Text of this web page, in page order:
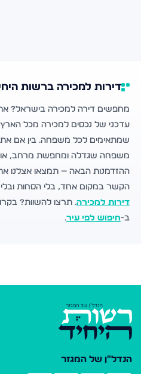
דירות למכירה ברשות
מחפשים דירה למכירה בישראל?
עדכני של נכסים למכירה מכל הארץ
שמתאימים לכל משפחה. בין אם
משפחה שגדלה ומחפשת מרחב,
ההזדמנות הבאה — תמצאו אצלנו
הקשר במקום אחד, בלי הסחות
דירות למכירה. תרצו להשוות?
ב-חיפוש לפי עיר.
הנדל"ן של המגזר